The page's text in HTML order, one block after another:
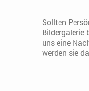
Sollten
Bildergalerie
uns eine
werden sie